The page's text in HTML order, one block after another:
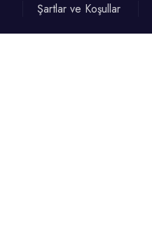
Şartlar ve Koşullar